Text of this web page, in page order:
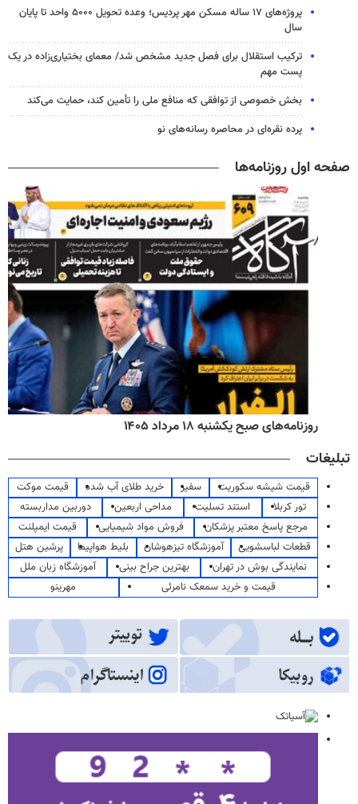
پروژه‌های ۱۷ ساله مسکن مهر پردیس؛ وعده تحویل ۵۰۰۰ واحد تا پایان
سال
ترکیب استقلال برای فصل جدید مشخص شد/ معمای بختیاری‌زاده در یک
پست مهم
بخش خصوصی از توافقی که منافع ملی را تأمین کند، حمایت می‌کند
پرده نقره‌ای در محاصره رسانه‌های نو
صفحه اول روزنامه‌ها
روزنامه‌های صبح یکشنبه ۱۸ مرداد ۱۴۰۵
تبلیغات
قیمت شیشه سکوریت سفیر خرید طلای آب شده
قیمت موکت
تور کربلا
استند تسلیت مداحی اربعین
دوربین مداربسته
مرجع پاسخ معتبر پزشکان
فروش مواد شیمیایی
قیمت ایمپلنت
قطعات لباسشویی
آموزشگاه تیزهوشان بلیط هواپیما
پرشین هتل
نمایندگی بوش در تهران
بهترین جراح بینی
آموزشگاه زبان ملل
قیمت و خرید سمعک نامرئی
مهرینو